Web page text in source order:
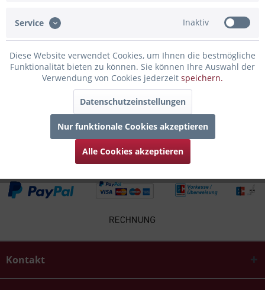
Infos zum Hersteller
Folgende Infos zum Hersteller sind verfübar......mehr
Zubehör 3
Kunden kauften auch
Kunden haben sich ebenfalls angesehen
Kontakt
Service Inaktiv
Diese Website verwendet Cookies, um Ihnen die bestmögliche
Funktionalität bieten zu können. Sie können Ihre Auswahl der
Verwendung von Cookies jederzeit speichern.
Datenschutzeinstellungen
Nur funktionale Cookies akzeptieren
Alle Cookies akzeptieren